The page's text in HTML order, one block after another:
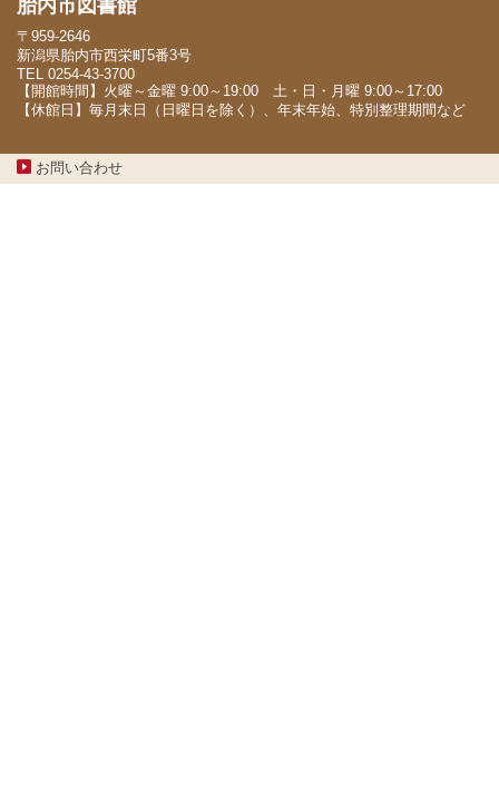
胎内市図書館
〒959-2646
新潟県胎内市西栄町5番3号
TEL 0254-43-3700
【開館時間】火曜～金曜 9:00～19:00 土・日・月曜 9:00～17:00
【休館日】毎月末日（日曜日を除く）、年末年始、特別整理期間など
お問い合わせ